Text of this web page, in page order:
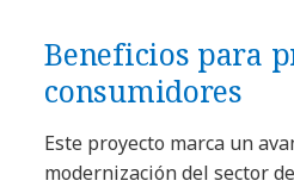
Beneficios para
consumidores
Este proyecto marca un
modernización del sector de